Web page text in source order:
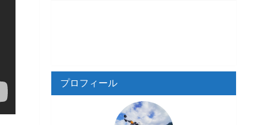
プロフィール